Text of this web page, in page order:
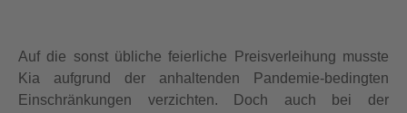
Auf die sonst übliche feierliche Preisverleihung musste
Kia aufgrund der anhaltenden Pandemie-bedingten
Einschränkungen verzichten. Doch auch bei der